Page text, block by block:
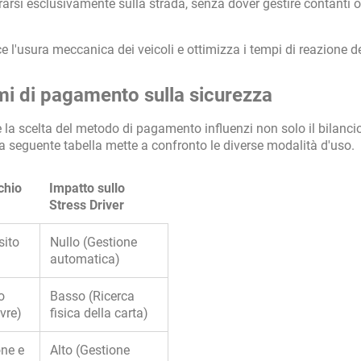
esclusivamente sulla strada, senza dover gestire contanti
l'usura meccanica dei veicoli e ottimizza i tempi di reazione
di pagamento sulla sicurezza
scelta del metodo di pagamento influenzi non solo il
tabella mette a confronto le diverse modalità d'uso.
Impatto sullo
Stress Driver
Nullo (Gestione
automatica)
Basso (Ricerca
fisica della carta)
e
Alto (Gestione